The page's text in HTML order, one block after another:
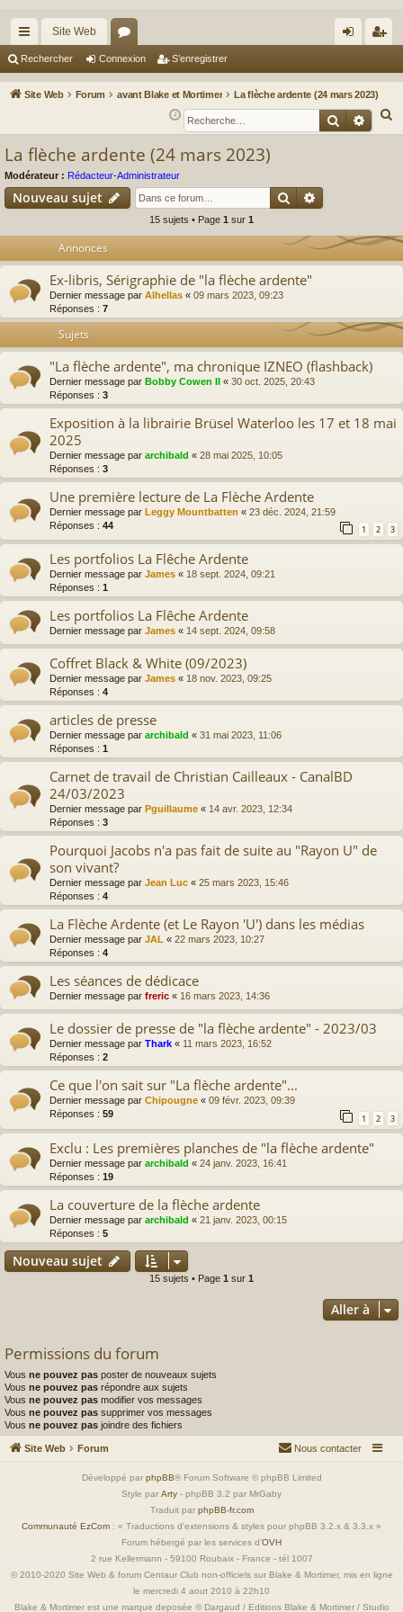
cc
ès
Site Web
or
u ne
xi
nr
eg
Rechercher Connexion S’enregistrer
Site Web Forum avant Blake et Mortimer
La flèche ardente (24 mars 2023)
e
La flèche ardente (24 mars 2023)
Modérateur : Rédacteur-Administrateur
Nouveau sujet Rechercher
15 sujets • Page 1 sur 1
Annonces
Ex-libris, Sérigraphie de "la flèche ardente"
Dernier message par Alhellas « 09 mars 2023, 09:23
Réponses : 7
Sujets
"La flèche ardente", ma chronique IZNEO (flashback)
Dernier message par Bobby Cowen II « 30 oct. 2025, 20:43
Réponses : 3
Exposition à la librairie Brüsel Waterloo les 17 et 18 mai
2025
Dernier message par archibald « 28 mai 2025, 10:05
Réponses : 3
Une première lecture de La Flèche Ardente
Dernier message par Leggy Mountbatten « 23 déc. 2024, 21:59
Réponses : 44 1 2 3
Les portfolios La Flêche Ardente
Dernier message par James « 18 sept. 2024, 09:21
Réponses : 1
Les portfolios La Flêche Ardente
Dernier message par James « 14 sept. 2024, 09:58
Coffret Black & White (09/2023)
Dernier message par James « 18 nov. 2023, 09:25
Réponses : 4
articles de presse
Dernier message par archibald « 31 mai 2023, 11:06
Réponses : 1
Carnet de travail de Christian Cailleaux - CanalBD
24/03/2023
Dernier message par Pguillaume « 14 avr. 2023, 12:34
Réponses : 3
Pourquoi Jacobs n'a pas fait de suite au "Rayon U" de
son vivant?
Dernier message par Jean Luc « 25 mars 2023, 15:46
Réponses : 4
La Flèche Ardente (et Le Rayon 'U') dans les médias
Dernier message par JAL « 22 mars 2023, 10:27
Réponses : 4
Les séances de dédicace
Dernier message par freric « 16 mars 2023, 14:36
Le dossier de presse de "la flèche ardente" - 2023/03
Dernier message par Thark « 11 mars 2023, 16:52
Réponses : 2
Ce que l'on sait sur "La flèche ardente"...
Dernier message par Chipougne « 09 févr. 2023, 09:39
Réponses : 59 1 2 3
Exclu : Les premières planches de "la flèche ardente"
Dernier message par archibald « 24 janv. 2023, 16:41
Réponses : 19
La couverture de la flèche ardente
Dernier message par archibald « 21 janv. 2023, 00:15
Réponses : 5
Nouveau sujet
15 sujets • Page 1 sur 1
Aller à
Permissions du forum
Vous ne pouvez pas poster de nouveaux sujets
Vous ne pouvez pas répondre aux sujets
Vous ne pouvez pas modifier vos messages
Vous ne pouvez pas supprimer vos messages
Vous ne pouvez pas joindre des fichiers
Site Web Forum Nous contacter
Développé par phpBB® Forum Software © phpBB Limited
Style par Arty - phpBB 3.2 par MrGaby
Traduit par phpBB-fr.com
Communauté EzCom : « Traductions d'extensions & styles pour phpBB 3.2.x & 3.3.x »
Forum hébergé par les services d’OVH
2 rue Kellermann - 59100 Roubaix - France - tél 1007
© 2010-2020 Site Web & forum Centaur Club non-officiels sur Blake & Mortimer, mis en ligne
le mercredi 4 aout 2010 à 22h10
Blake & Mortimer est une marque deposée © Dargaud / Editions Blake & Mortimer / Studio